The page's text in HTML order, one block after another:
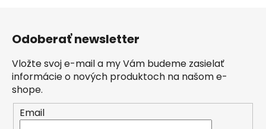
Odoberať newsletter
Vložte svoj e-mail a my Vám budeme zasielať
informácie o nových produktoch na našom e-
shope.
Email